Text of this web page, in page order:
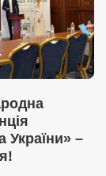
України» –